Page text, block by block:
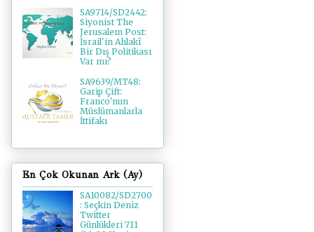
SA9714/SD2442:
Siyonist The
Jerusalem Post:
İsrail'in Ahlakî
Bir Dış Politikası
Var mı?
SA9639/MT48:
Garip Çift:
Franco'nun
Müslümanlarla
İttifakı
En Çok Okunan Ark (Ay)
SA10082/SD2700
: Seçkin Deniz
Twitter
Günlükleri 711